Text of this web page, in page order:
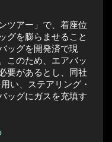
ツアー」で、着座位
グを膨らませること
ッグを開発済で現
このため、エアバッ
要があるとし、同社
い、ステアリング・
ッグにガスを充填す